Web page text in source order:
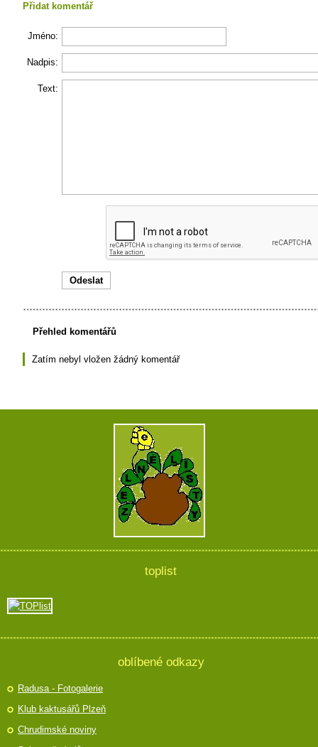
Přidat komentář
Jméno:
Nadpis:
Text:
Přehled komentářů
Zatím nebyl vložen žádný komentář
toplist
oblíbené odkazy
Radusa - Fotogalerie
Klub kaktusářů Plzeň
Chrudimské noviny